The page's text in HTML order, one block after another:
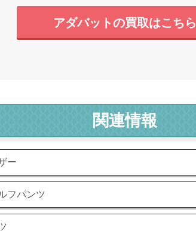
アダバットの買取はこちら
関連情報
ー
フパンツ